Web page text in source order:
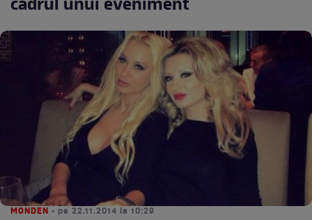
cadrul unui eveniment
MONDEN • pe 22.11.2014 la 10:29